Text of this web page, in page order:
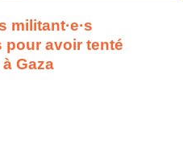
militant·e·s
pour avoir tenté
Gaza